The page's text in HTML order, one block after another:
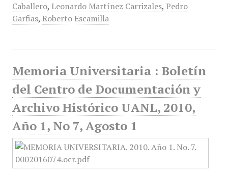
Caballero, Leonardo Martínez Carrizales, Pedro
Garfias, Roberto Escamilla
Memoria Universitaria : Boletín
del Centro de Documentación y
Archivo Histórico UANL, 2010,
Año 1, No 7, Agosto 1